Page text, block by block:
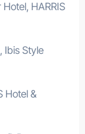
HARRIS
Ibis Style
Hotel &